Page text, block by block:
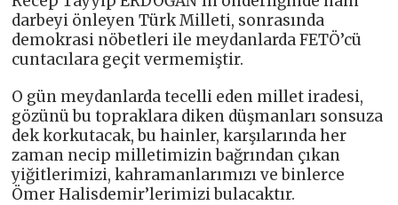
darbeyi önleyen Türk Milleti, sonrasında
demokrasi nöbetleri ile meydanlarda FETÖ’cü
cuntacılara geçit vermemiştir.
O gün meydanlarda tecelli eden millet iradesi,
gözünü bu topraklara diken düşmanları sonsuza
dek korkutacak, bu hainler, karşılarında her
zaman necip milletimizin bağrından çıkan
yiğitlerimizi, kahramanlarımızı ve binlerce
Ömer Halisdemir’lerimizi bulacaktır.